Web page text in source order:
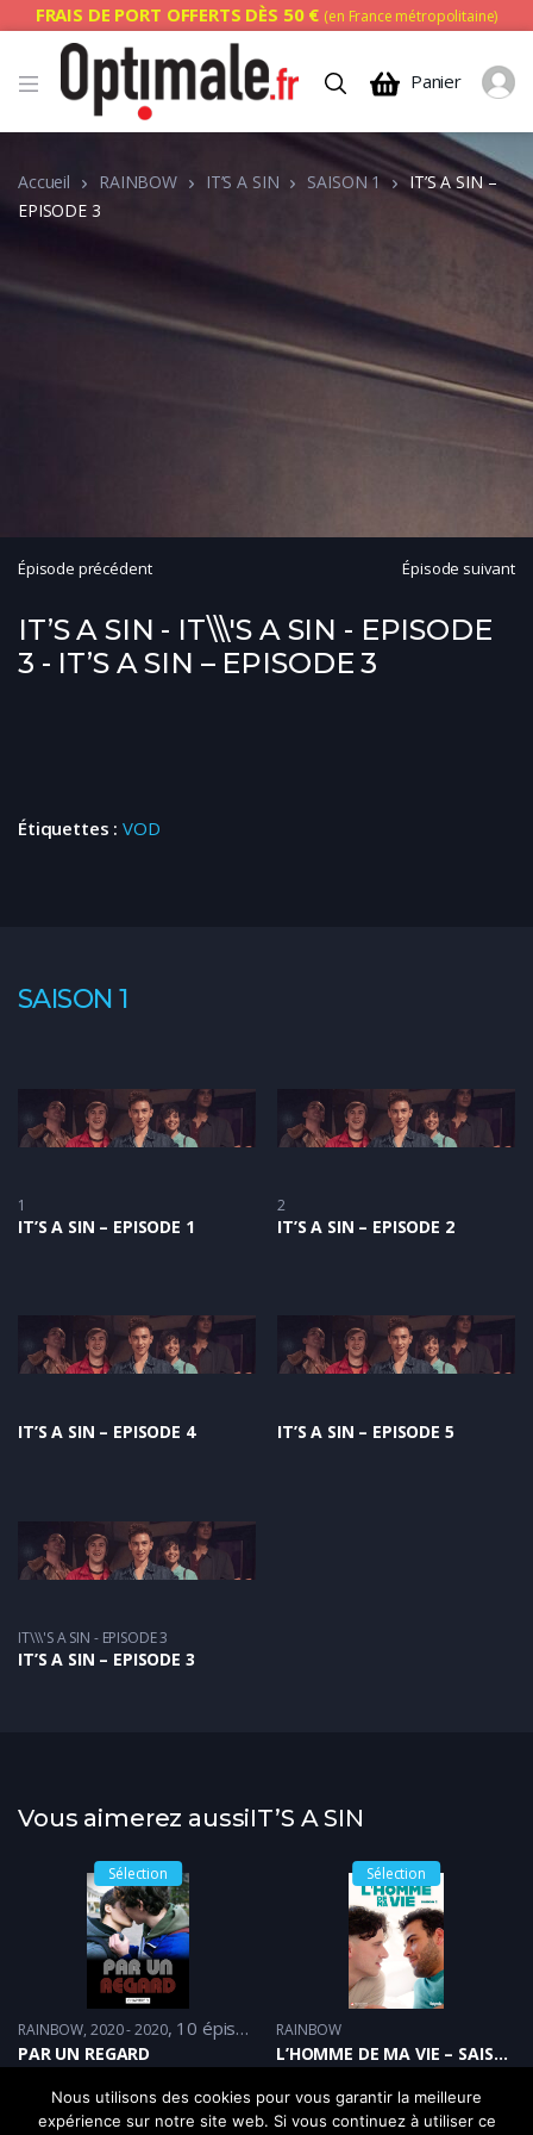
FRAIS DE PORT OFFERTS DÈS 50 € (en France métropolitaine)
Panier
Accueil RAINBOW IT’S A SIN SAISON 1
IT’S A SIN –
EPISODE 3
Épisode précédent Épisode suivant
IT’S A SIN - IT\\\'S A SIN - EPISODE
3 - IT’S A SIN – EPISODE 3
Étiquettes :VOD
SAISON 1
1
IT’S A SIN – EPISODE 1
2
IT’S A SIN – EPISODE 2
IT’S A SIN – EPISODE 4 IT’S A SIN – EPISODE 5
IT\\\'S A SIN - EPISODE 3
IT’S A SIN – EPISODE 3
Vous aimerez aussiIT’S A SIN
Sélection
RAINBOW 2020 - 2020 10 épisodes
PAR UN REGARD
Sélection
RAINBOW
L’HOMME DE MA VIE – SAISON 2
Nous utilisons des cookies pour vous garantir la meilleure
expérience sur notre site web. Si vous continuez à utiliser ce